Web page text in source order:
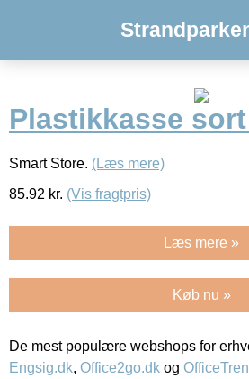
Plastikkasse
Smart Store. (Læs mere)
85.92 kr. (Vis fragtpris)
Læs mere »
Køb nu »
De mest populære webshops for
Engsig.dk, Office2go.dk og